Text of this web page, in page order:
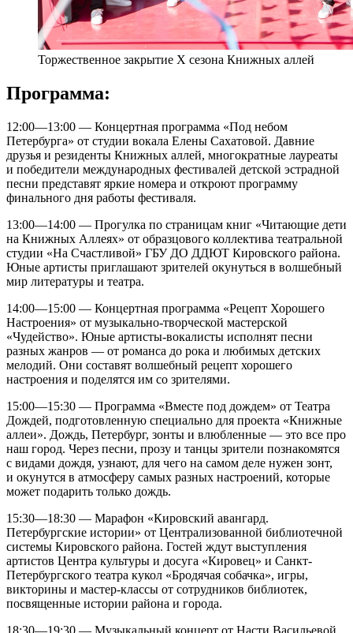
Торжественное закрытие Х сезона Книжных аллей
Программа:
12:00—13:00 — Концертная программа «Под небом
Петербурга» от студии вокала Елены Сахатовой. Давние
друзья и резиденты Книжных аллей, многократные лауреаты
и победители международных фестивалей детской эстрадной
песни представят яркие номера и откроют программу
финального дня работы фестиваля.
13:00—14:00 — Прогулка по страницам книг «Читающие дети
на Книжных Аллеях» от образцового коллектива театральной
студии «На Счастливой» ГБУ ДО ДДЮТ Кировского района.
Юные артисты приглашают зрителей окунуться в волшебный
мир литературы и театра.
14:00—15:00 — Концертная программа «Рецепт Хорошего
Настроения» от музыкально-творческой мастерской
«Чудейство». Юные артисты-вокалисты исполнят песни
разных жанров — от романса до рока и любимых детских
мелодий. Они составят волшебный рецепт хорошего
настроения и поделятся им со зрителями.
15:00—15:30 — Программа «Вместе под дождем» от Театра
Дождей, подготовленную специально для проекта «Книжные
аллеи». Дождь, Петербург, зонты и влюбленные — это все про
наш город. Через песни, прозу и танцы зрители познакомятся
с видами дождя, узнают, для чего на самом деле нужен зонт,
и окунутся в атмосферу самых разных настроений, которые
может подарить только дождь.
15:30—18:30 — Марафон «Кировский авангард.
Петербургские истории» от Централизованной библиотечной
системы Кировского района. Гостей ждут выступления
артистов Центра культуры и досуга «Кировец» и Санкт-
Петербургского театра кукол «Бродячая собачка», игры,
викторины и мастер-классы от сотрудников библиотек,
посвященные истории района и города.